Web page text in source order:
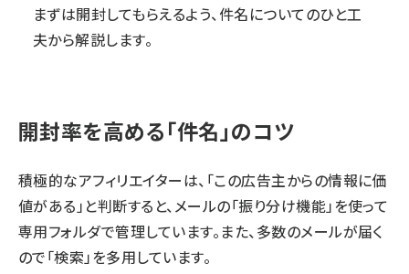
まずは開封してもらえるよう、件名についてのひと工
夫から解説します。
開封率を高める「件名」のコツ
積極的なアフィリエイターは、「この広告主からの情報に価
値がある」と判断すると、メールの「振り分け機能」を使って
専用フォルダで管理しています。また、多数のメールが届く
ので「検索」を多用しています。